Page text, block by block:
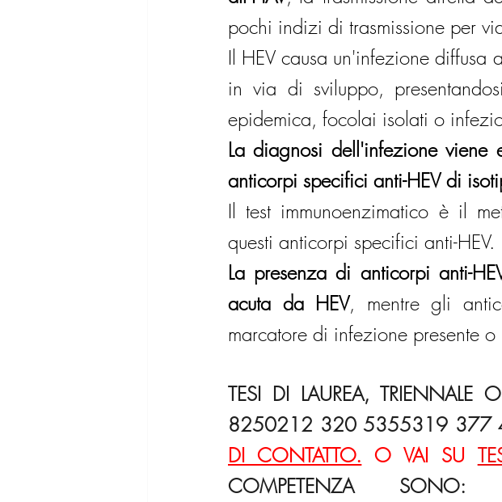
pochi indizi di trasmissione per
Il HEV causa un'infezione diffusa
in via di sviluppo,
epidemica, focolai isolati o
La diagnosi dell'infezione viene
anticorpi specifici anti-HEV di
Il test immunoenzimatico è il
questi anticorpi specifici anti-HEV.
La presenza di anticorpi anti-
acuta da HEV, mentre gli
marcatore di infezione presente o
TESI DI LAUREA, TRIENNALE
8250212 320 5355319 377
DI CONTATTO. O VAI SU
COMPETENZA SONO: